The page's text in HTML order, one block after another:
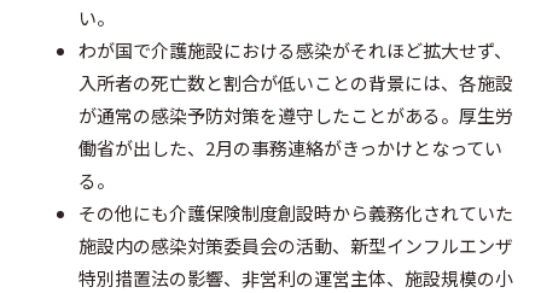
o
o
k
r
t
e
い。
わが国で介護施設における感染がそれほど拡大せず、
入所者の死亡数と割合が低いことの背景には、各施設
が通常の感染予防対策を遵守したことがある。厚生労
働省が出した、2月の事務連絡がきっかけとなってい
る。
その他にも介護保険制度創設時から義務化されていた
施設内の感染対策委員会の活動、新型インフルエンザ
特別措置法の影響、非営利の運営主体、施設規模の小